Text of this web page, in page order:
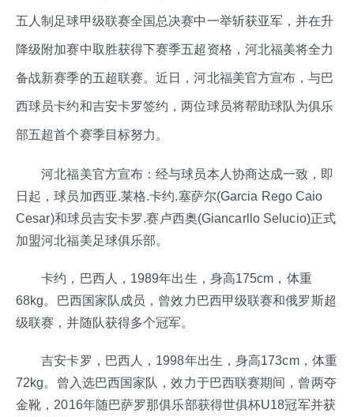
五人制足球甲级联赛全国总决赛中一举斩获亚军，并在升
降级附加赛中取胜获得下赛季五超资格，河北福美将全力
备战新赛季的五超联赛。近日，河北福美官方宣布，与巴
西球员卡约和吉安卡罗签约，两位球员将帮助球队为俱乐
部五超首个赛季目标努力。
河北福美官方宣布：经与球员本人协商达成一致，即
日起，球员加西亚.莱格.卡约.塞萨尔(Garcia Rego Caio
Cesar)和球员吉安卡罗.赛卢西奥(Giancarllo Selucio)正式
加盟河北福美足球俱乐部。
卡约，巴西人， 1989年出生，身高175cm ，体重
68kg。巴西国家队成员，曾效力巴西甲级联赛和俄罗斯超
级联赛，并随队获得多个冠军。
吉安卡罗，巴西人， 1998年出生，身高173cm，体重
72kg。曾入选巴西国家队，效力于巴西联赛期间，曾两夺
金靴， 2016年随巴萨罗那俱乐部获得世俱杯U18冠军并获